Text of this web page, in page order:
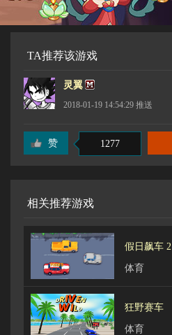
TA推荐该游戏
灵翼
2018-01-19 14:54:29 推送
赞 1277
相关推荐游戏
假日飙车 2
体育
狂野赛车
体育